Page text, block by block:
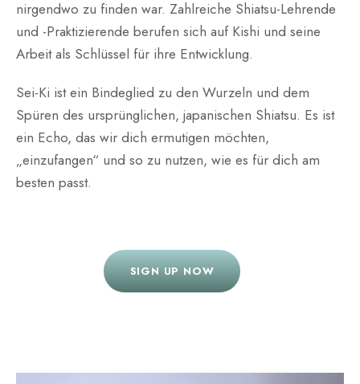
nirgendwo zu finden war. Zahlreiche Shiatsu-Lehrende
und -Praktizierende berufen sich auf Kishi und seine
Arbeit als Schlüssel für ihre Entwicklung.
Sei-Ki ist ein Bindeglied zu den Wurzeln und dem
Spüren des ursprünglichen, japanischen Shiatsu. Es ist
ein Echo, das wir dich ermutigen möchten,
„einzufangen“ und so zu nutzen, wie es für dich am
besten passt.
SIGN UP NOW